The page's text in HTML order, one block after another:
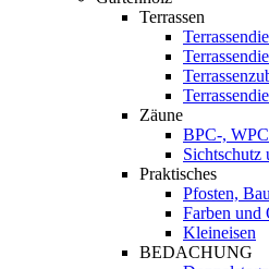
Terrassen
Zäune
BPC-,
Sichtschutz
Praktisches
Pfosten,
Farben und
Kleineisen
BEDACHUNG